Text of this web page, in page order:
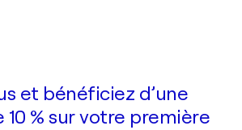
et bénéficiez d’une
% sur votre première